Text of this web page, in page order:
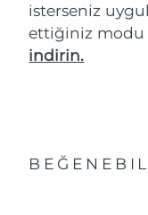
isterseniz
ettiğiniz modu
indirin.